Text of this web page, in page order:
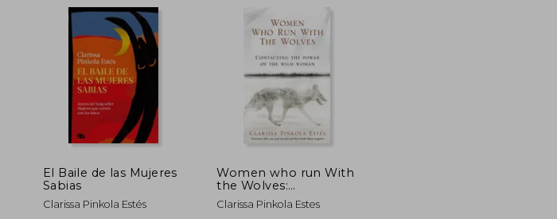
$ 81.309
$ 40.655
40% $ 101.046
$ 60.628
50%
El Baile de las Mujeres
Sabias
Clarissa Pinkola Estés
Women who run With
the Wolves:
Contacting the Power
of the Wild Woman
Clarissa Pinkola Estes